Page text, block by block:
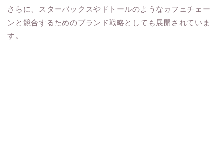
さらに、スターバックスやドトールのようなカフェチェー
ンと競合するためのブランド戦略としても展開されていま
す。